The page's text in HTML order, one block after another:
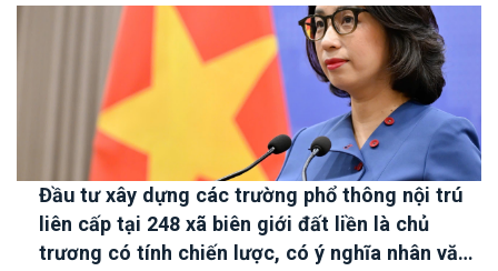
Đầu tư xây dựng các trường phổ thông nội trú
liên cấp tại 248 xã biên giới đất liền là chủ
trương có tính chiến lược, có ý nghĩa nhân văn